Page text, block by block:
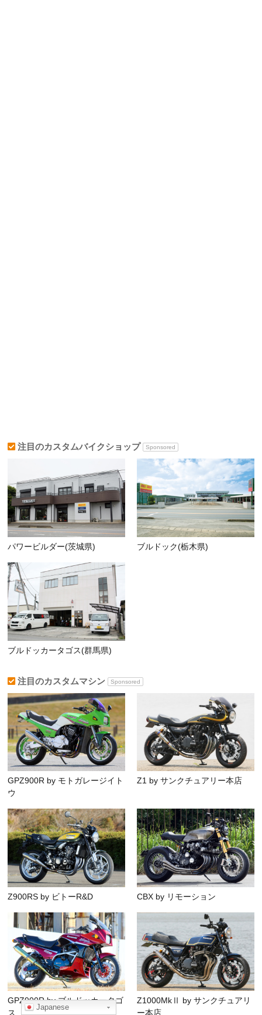
注目のカスタムバイクショップ Sponsored
パワービルダー(茨城県) ブルドック(栃木県)
ブルドッカータゴス(群馬県)
注目のカスタムマシン Sponsored
GPZ900R by モトガレージイト
ウ
Z1 by サンクチュアリー本店
Z900RS by ビトーR&D CBX by リモーション
GPZ900R by ブルドッカータゴ
ス
Z1000MkⅡ by サンクチュアリ
ー本店
Japanese